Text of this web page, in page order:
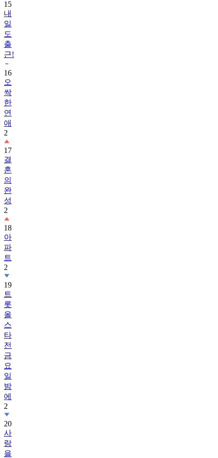
15
내
일
도
출
근!
16
오
싹
한
연
애
2
17
결
혼
의
완
성
2
18
아
파
트
2
19
트
롯
올
스
타
전
금
요
일
밤
에
2
20
사
랑
을